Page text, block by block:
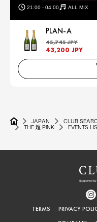
21:00 - 04:00 ALL MIX
PLAN-A
45,745 JPY
43,200 JPY
JAPAN CLUB
THE 超 PINK
EVENTS
TERMS PRIVACY